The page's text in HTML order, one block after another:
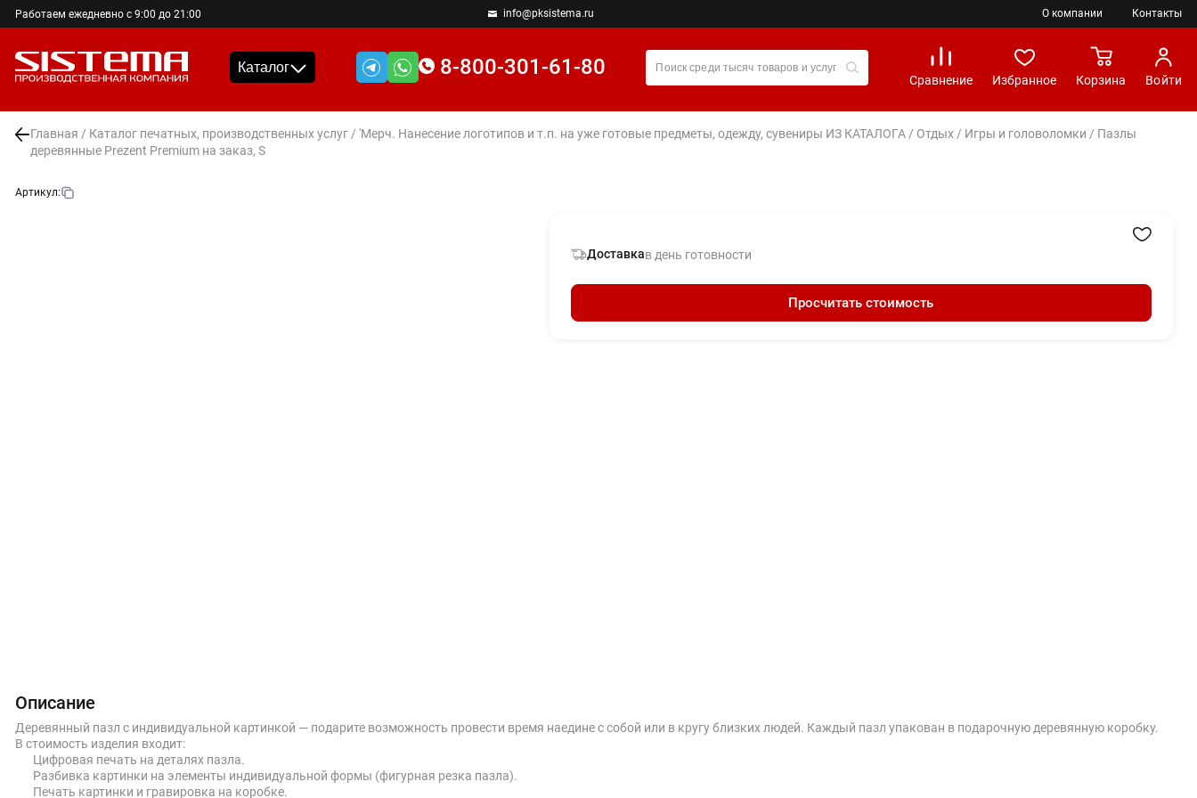
Работаем ежедневно с 9:00 до 21:00 info@pksistema.ru О компании Контакты
Каталог 8-800-301-61-80
Сравнение Избранное Корзина Войти
Главная / Каталог печатных, производственных услуг /'Мерч. Нанесение логотипов и т.п. на уже готовые предметы, одежду, сувениры ИЗ КАТАЛОГА / Отдых / Игры и головоломки / Пазлы
деревянные Prezent Premium на заказ, S
Артикул:
Доставкав день готовности
Просчитать стоимость
Описание
Деревянный пазл с индивидуальной картинкой — подарите возможность провести время наедине с собой или в кругу близких людей. Каждый пазл упакован в подарочную деревянную коробку.
В стоимость изделия входит:
Цифровая печать на деталях пазла.
Разбивка картинки на элементы индивидуальной формы (фигурная резка пазла).
Печать картинки и гравировка на коробке.